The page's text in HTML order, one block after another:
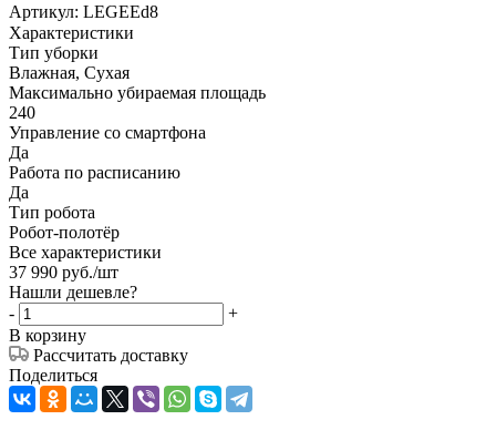
Артикул: LEGEEd8
Характеристики
Тип уборки
Влажная, Сухая
Максимально убираемая площадь
240
Управление со смартфона
Да
Работа по расписанию
Да
Тип робота
Робот-полотёр
Все характеристики
37 990 руб./шт
Нашли дешевле?
-
+
В корзину
Рассчитать доставку
Поделиться